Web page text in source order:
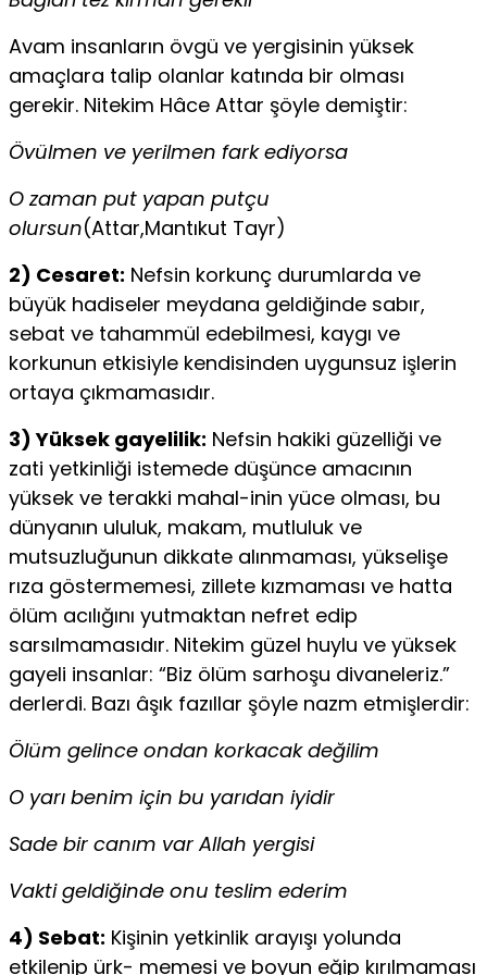
Avam insanların övgü ve yergisinin yüksek
amaçlara talip olanlar katında bir olması
gerekir. Nitekim Hâce Attar şöyle demiştir:
Övülmen ve yerilmen fark ediyorsa
O zaman put yapan putçu
olursun(Attar,Mantıkut Tayr)
2) Cesaret: Nefsin korkunç durumlarda ve
büyük hadi­seler meydana geldiğinde sabır,
sebat ve tahammül edebil­mesi, kaygı ve
korkunun etkisiyle kendisinden uygunsuz iş­lerin
ortaya çıkmamasıdır.
3) Yüksek gayelilik: Nefsin hakiki güzelliği ve
zati yet­kinliği istemede düşünce amacının
yüksek ve terakki mahal-inin yüce olması, bu
dünyanın ululuk, makam, mutluluk ve
mutsuzluğunun dikkate alınmaması, yükselişe
rıza göster­memesi, zillete kızmaması ve hatta
ölüm acılığını yutmak­tan nefret edip
sarsılmamasıdır. Nitekim güzel huylu ve yüksek
gayeli insanlar: “Biz ölüm sarhoşu divaneleriz.”
der­lerdi. Bazı âşık fazıllar şöyle nazm etmişlerdir:
Ölüm gelince ondan korkacak değilim
O yarı benim için bu yarıdan iyidir
Sade bir canım var Allah yergisi
Vakti geldiğinde onu teslim ederim
4) Sebat: Kişinin yetkinlik arayışı yolunda
etkilenip ürk- memesi ve boyun eğip kırılmaması